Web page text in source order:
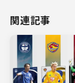
関連記事